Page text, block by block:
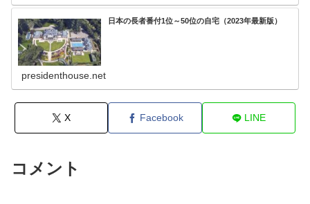
日本の長者番付1位～50位の自宅（2023年最新版）
presidenthouse.net
X Facebook LINE
コメント